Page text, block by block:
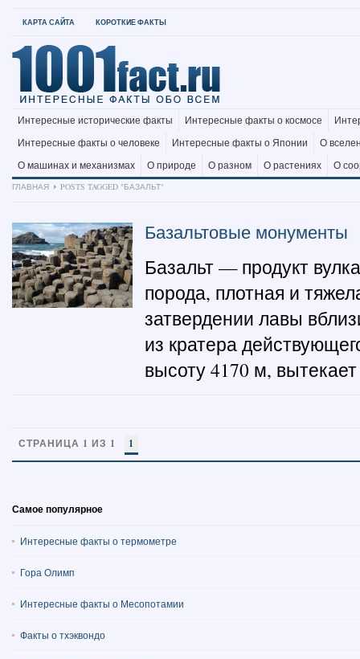
КАРТА САЙТА КОРОТКИЕ ФАКТЫ
Интересные исторические факты Интересные факты о космосе
Интересные факты о человеке
Интересные факты о Японии
О
О машинах и механизмах
О природе О разном О растениях
О
ГЛАВНАЯ
POSTS TAGGED "БАЗАЛЬТ"
Базальтовые монументы
Базальт — продукт
порода, плотная и
затвердении лавы
из кратера
высоту 4170 м,
СТРАНИЦА 1 ИЗ 1 1
Самое популярное
Интересные факты о термометре
Гора Олимп
Интересные факты о Месопотамии
Факты о тхэквондо